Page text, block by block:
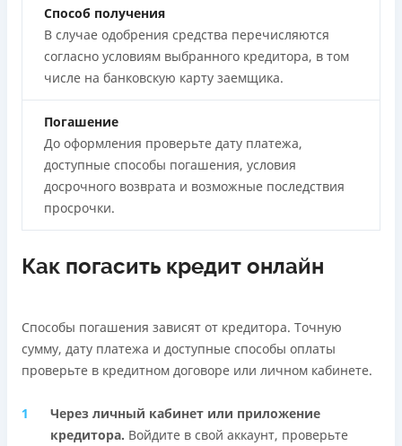
Способ получения
В случае одобрения средства перечисляются
согласно условиям выбранного кредитора, в том
числе на банковскую карту заемщика.
Погашение
До оформления проверьте дату платежа,
доступные способы погашения, условия
досрочного возврата и возможные последствия
просрочки.
Как погасить кредит онлайн
Способы погашения зависят от кредитора. Точную
сумму, дату платежа и доступные способы оплаты
проверьте в кредитном договоре или личном кабинете.
Через личный кабинет или приложение
кредитора. Войдите в свой аккаунт, проверьте